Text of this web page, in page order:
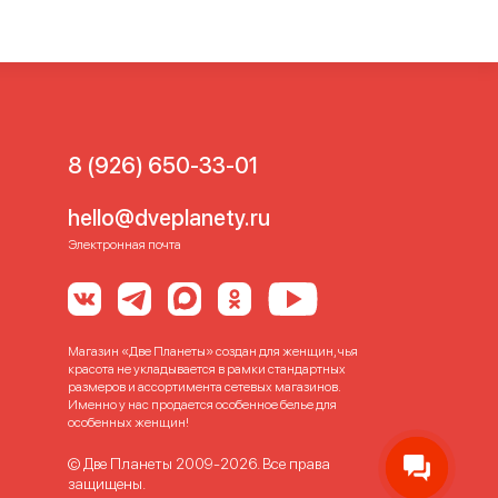
8 (926) 650-33-01
hello@dveplanety.ru
Электронная почта
Магазин «Две Планеты» создан для женщин, чья
красота не укладывается в рамки стандартных
размеров и ассортимента сетевых магазинов.
Именно у нас продается особенное белье для
особенных женщин!
© Две Планеты 2009-2026. Все права
защищены.